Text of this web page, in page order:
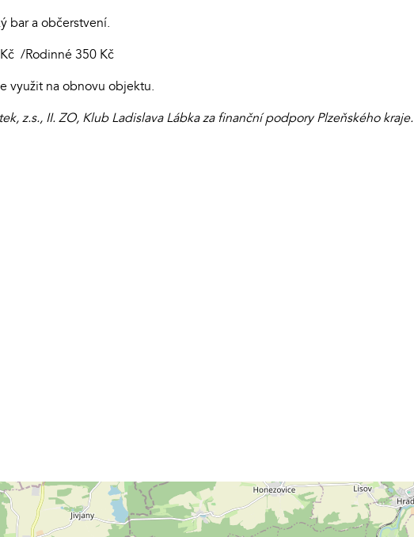
bar a občerstvení.
/Rodinné 350 Kč
využit na obnovu objektu.
z.s., II. ZO, Klub Ladislava Lábka za finanční podpory Plzeňského kraje.